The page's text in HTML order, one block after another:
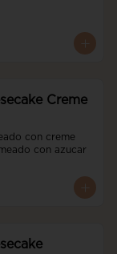
Creme
con creme
con azucar